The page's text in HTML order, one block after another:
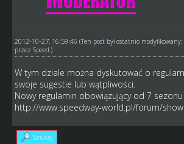
2012-10-27, 16:59:46 (Ten post był ostatnio
przez Speed.)
W tym dziale można dyskutować o
swoje sugestie lub wątpliwości.
Nowy regulamin obowiązujący od 7 sezonu
http://www.speedway-world.pl/forum/
Szukaj